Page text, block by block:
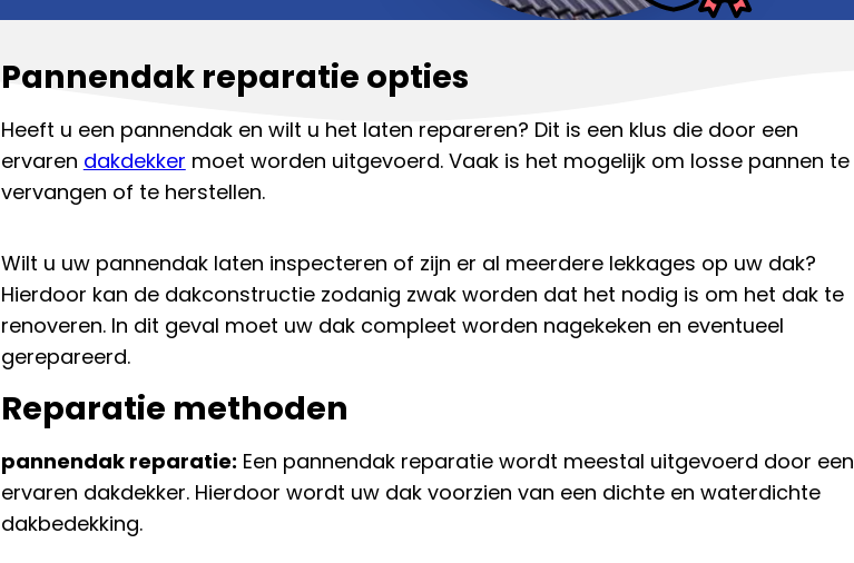
Pannendak reparatie opties
Heeft u een pannendak en wilt u het laten repareren? Dit is een klus die door een
ervaren dakdekker moet worden uitgevoerd. Vaak is het mogelijk om losse pannen te
vervangen of te herstellen.
Wilt u uw pannendak laten inspecteren of zijn er al meerdere lekkages op uw dak?
Hierdoor kan de dakconstructie zodanig zwak worden dat het nodig is om het dak te
renoveren. In dit geval moet uw dak compleet worden nagekeken en eventueel
gerepareerd.
Reparatie methoden
pannendak reparatie: Een pannendak reparatie wordt meestal uitgevoerd door een
ervaren dakdekker. Hierdoor wordt uw dak voorzien van een dichte en waterdichte
dakbedekking.